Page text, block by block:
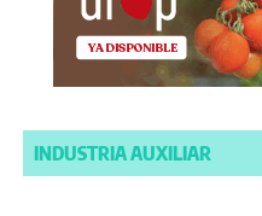
INDUSTRIA AUXILIAR